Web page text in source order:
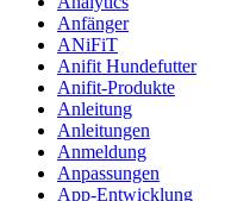
Anfänger
ANiFiT
Anifit Hundefutter
Anifit-Produkte
Anleitung
Anleitungen
Anmeldung
Anpassungen
App-Entwicklung